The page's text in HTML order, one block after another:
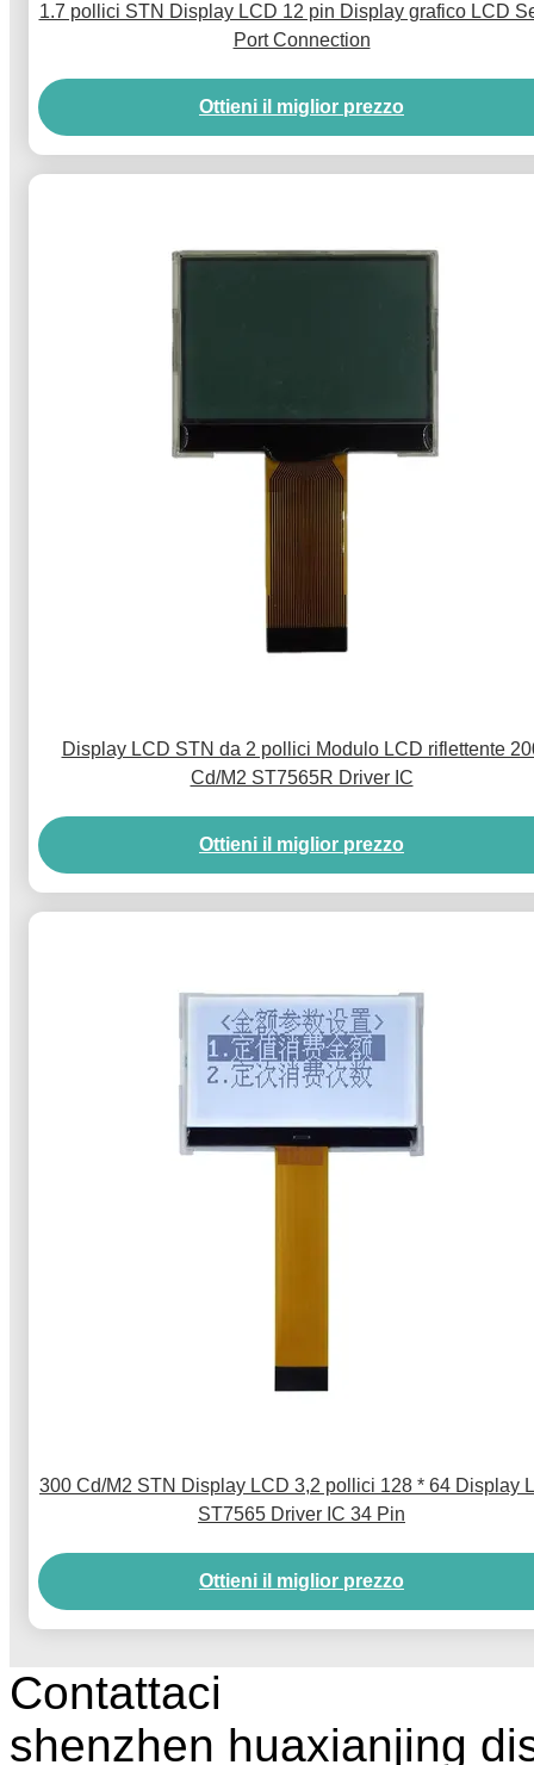
1.7 pollici STN Display LCD 12 pin Display grafico LCD
Port Connection
Ottieni il miglior prezzo
Display LCD STN da 2 pollici Modulo LCD riflettente
Cd/M2 ST7565R Driver IC
Ottieni il miglior prezzo
300 Cd/M2 STN Display LCD 3,2 pollici 128 * 64 Display
ST7565 Driver IC 34 Pin
Ottieni il miglior prezzo
Contattaci
shenzhen huaxianjing